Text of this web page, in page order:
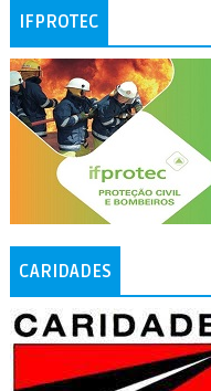
IFPROTEC
CARIDADES